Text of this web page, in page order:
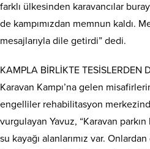
farklı ülkesinden karavancılar
de kampımızdan memnun kaldı.
mesajlarıyla dile getirdi” dedi.
KAMPLA BİRLİKTE TESİSLERDEN
Karavan Kampı’na gelen
engelliler rehabilitasyon
vurgulayan Yavuz, “Karavan
su kayağı alanlarımız var.